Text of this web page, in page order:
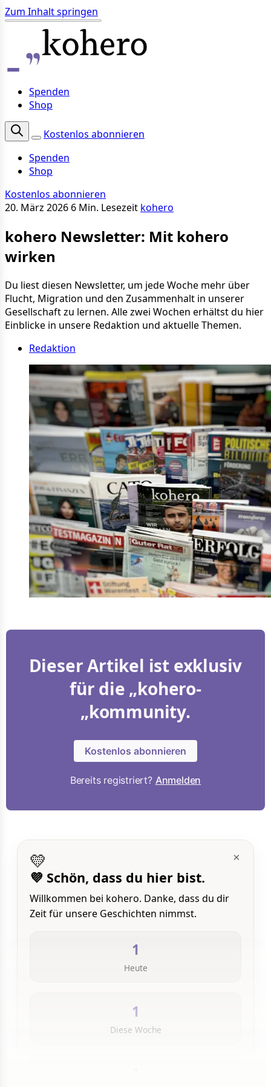
Zum Inhalt springen
Spenden
Shop
Kostenlos abonnieren
Spenden
Shop
Kostenlos abonnieren
20. März 2026 6 Min. Lesezeit kohero
kohero Newsletter: Mit kohero
wirken
Du liest diesen Newsletter, um jede Woche mehr über
Flucht, Migration und den Zusammenhalt in unserer
Gesellschaft zu lernen. Alle zwei Wochen erhältst du hier
Einblicke in unsere Redaktion und aktuelle Themen.
Redaktion
Dieser Artikel ist exklusiv
für die „kohero-
„kommunity.
Kostenlos abonnieren
Bereits registriert? Anmelden
×
💛
💜 Schön, dass du hier bist.
Willkommen bei kohero. Danke, dass du dir
Zeit für unsere Geschichten nimmst.
1
Heute
1
Diese Woche